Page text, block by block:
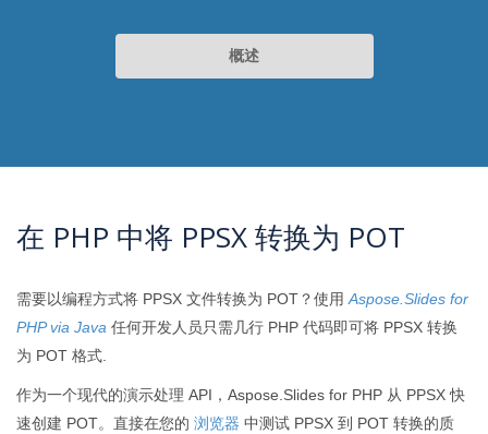
概述
在 PHP 中将 PPSX 转换为 POT
需要以编程方式将 PPSX 文件转换为 POT？使用 Aspose.Slides for
PHP via Java 任何开发人员只需几行 PHP 代码即可将 PPSX 转换
为 POT 格式.
作为一个现代的演示处理 API，Aspose.Slides for PHP 从 PPSX 快
速创建 POT。直接在您的 浏览器 中测试 PPSX 到 POT 转换的质